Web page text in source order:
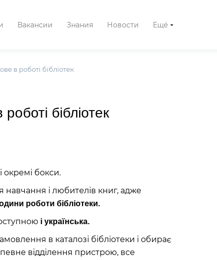
Вакансии Знания Новости Ещё
в роботі бібліотек
бібліотек
окремі бокси.
і любителів книг, адже
роботи бібліотеки.
і українська.
в каталозі бібліотеки і обирає
відділення пристрою, все